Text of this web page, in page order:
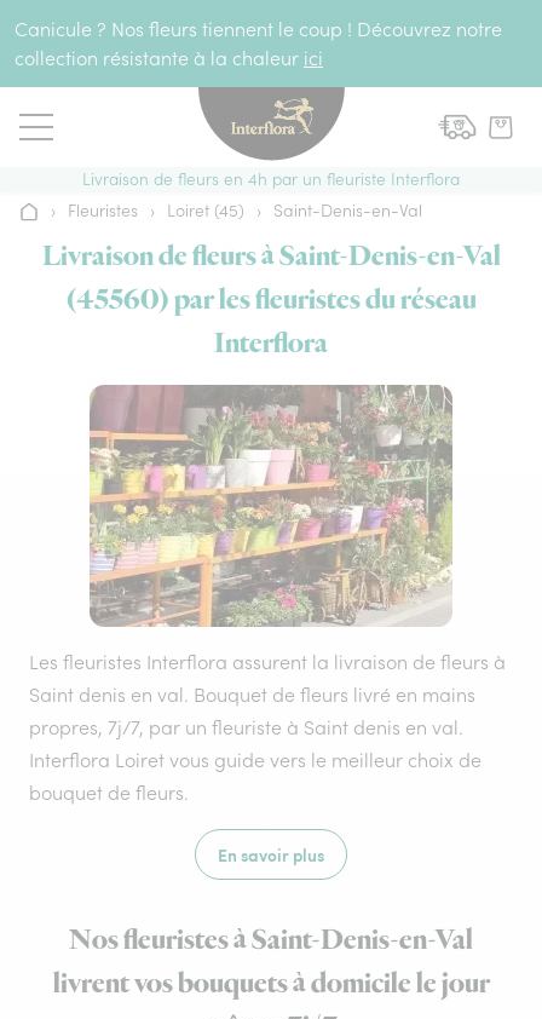
Canicule ? Nos fleurs tiennent le coup ! Découvrez notre
collection résistante à la chaleur ici
Livraison de fleurs en 4h par un fleuriste Interflora
Accueil
› Fleuristes › Loiret (45) › Saint-Denis-en-Val
Livraison de fleurs à Saint-Denis-en-Val
(45560) par les fleuristes du réseau
Interflora
Les fleuristes Interflora assurent la livraison de fleurs à
Saint denis en val. Bouquet de fleurs livré en mains
propres, 7j/7, par un fleuriste à Saint denis en val.
Interflora Loiret vous guide vers le meilleur choix de
bouquet de fleurs.
En savoir plus
Nos fleuristes à Saint-Denis-en-Val
livrent vos bouquets à domicile le jour